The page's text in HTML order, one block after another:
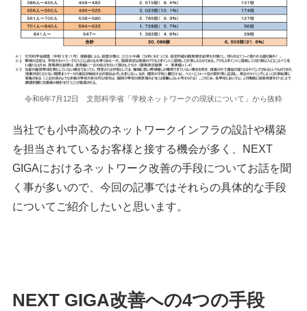
令和6年7月12日 文部科学省「学校ネットワークの現状について」から抜粋
当社でも小中高校のネットワークインフラの設計や構築
を担当されているお客様と接する機会が多く、NEXT
GIGAにおけるネットワーク改善の手段についてお話を聞
く事が多いので、今回の記事ではそれらの具体的な手段
についてご紹介したいと思います。
NEXT GIGA改善への4つの手段